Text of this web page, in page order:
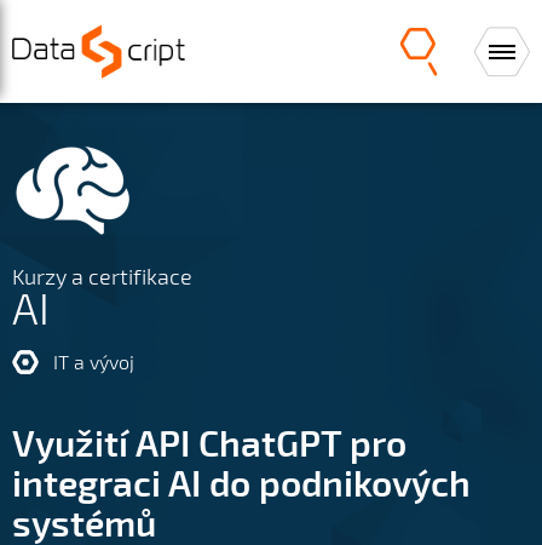
Kurzy a certifikace
AI
IT a vývoj
Využití API ChatGPT pro
integraci AI do podnikových
systémů